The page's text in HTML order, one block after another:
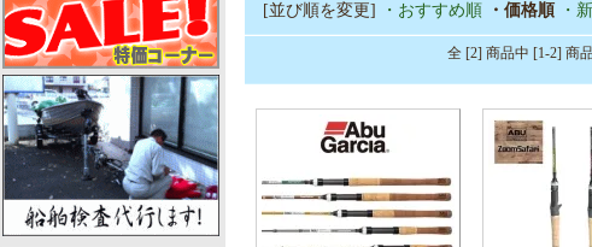
[並び順を変更] ・おすすめ順 ・価格順 ・
全 [2] 商品中 [1-2] 商